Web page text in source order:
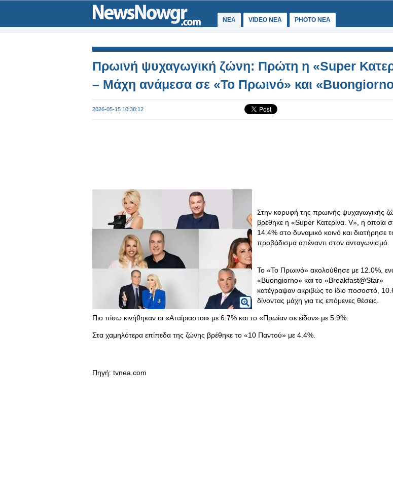
ΝΕΑ VIDEO NEA PHOTO NEA
Πρωινή ψυχαγωγική ζώνη: Πρώτη η «Super
– Μάχη ανάμεσα σε «Το Πρωινό» και
2026-05-15 10:38:12
Στην κορυφή της πρωινής ψυχαγωγικής
βρέθηκε η «Super Κατερίνα. V», η οποία
14.4% στο δυναμικό κοινό και διατήρησε
προβάδισμα απέναντι στον ανταγωνισμό.
Το «Το Πρωινό» ακολούθησε με 12.0%,
«Buongiorno» και το «Breakfast@Star»
κατέγραψαν ακριβώς το ίδιο ποσοστό,
δίνοντας μάχη για τις επόμενες θέσεις.
Πιο πίσω κινήθηκαν οι «Αταίριαστοι» με 6.7% και το «Πρωίαν σε είδον» με 5.9%.
Στα χαμηλότερα επίπεδα της ζώνης βρέθηκε το «10 Παντού» με 4.4%.
Πηγή: tvnea.com